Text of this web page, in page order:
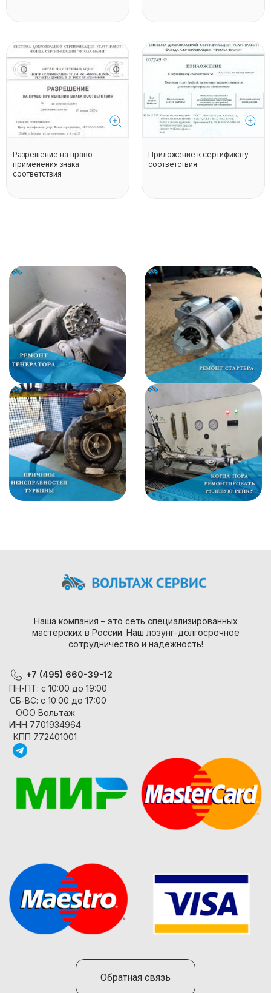
Разрешение на право
применения знака
соответствия
Приложение к сертификату
соответствия
Наша компания – это сеть специализированных
мастерских в России. Наш лозунг-долгосрочное
сотрудничество и надежность!
+7 (495) 660-39-12
ПН-ПТ: с 10:00 до 19:00
СБ-ВС: с 10:00 до 17:00
ООО Вольтаж
ИНН 7701934964
КПП 772401001
Обратная связь